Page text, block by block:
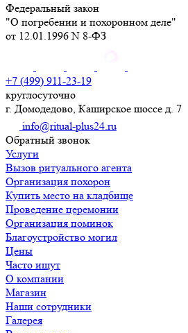
Федеральный закон
"О погребении и похоронном деле"
от 12.01.1996 N 8-ФЗ
+7 (499) 911-23-19
круглосуточно
г. Домодедово, Каширское шоссе д. 7
info@ritual-plus24.ru
Обратный звонок
Услуги
Вызов ритуального агента
Организация похорон
Купить место на кладбище
Проведение церемонии
Организация поминок
Благоустройство могил
Цены
Часто ищут
О компании
Магазин
Наши сотрудники
Галерея